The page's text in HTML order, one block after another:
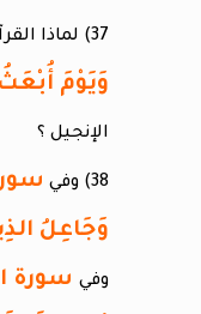
37) لماذا القرآن لم ينفي موت المسيح قبل ارتفاعه الى السماء في
وَيَوْمَ
الإنجيل ؟
38) وفي
وَجَاعِلُ
وفي